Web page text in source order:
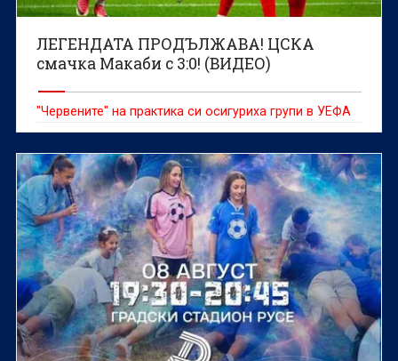
ЛЕГЕНДАТА ПРОДЪЛЖАВА! ЦСКА
смачка Макаби с 3:0! (ВИДЕО)
"Червените" на практика си осигуриха групи в УЕФА